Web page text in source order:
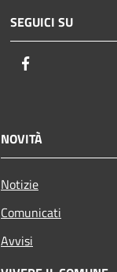
SEGUICI SU
NOVITÀ
Notizie
Comunicati
Avvisi